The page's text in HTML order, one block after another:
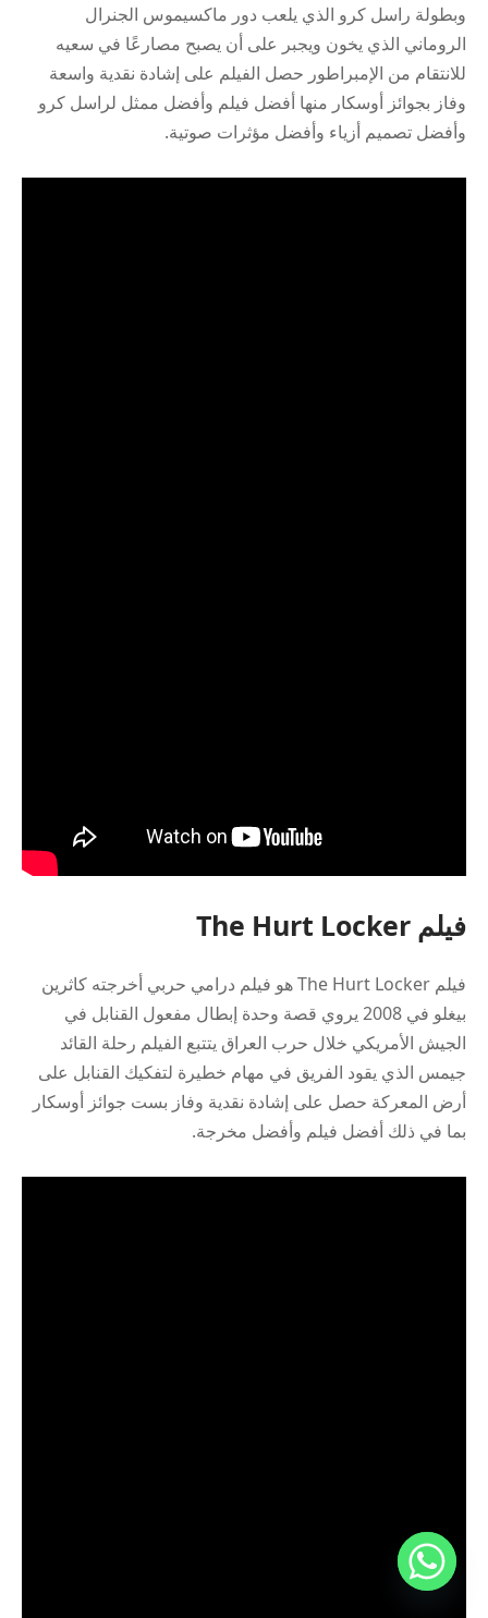
وبطولة راسل كرو الذي يلعب دور ماكسيموس الجنرال
الروماني الذي يخون ويجبر على أن يصبح مصارعًا في سعيه
للانتقام من الإمبراطور حصل الفيلم على إشادة نقدية واسعة
وفاز بجوائز أوسكار منها أفضل فيلم وأفضل ممثل لراسل كرو
وأفضل تصميم أزياء وأفضل مؤثرات صوتية.
فيلم The Hurt Locker
فيلم The Hurt Locker هو فيلم درامي حربي أخرجته كاثرين
بيغلو في 2008 يروي قصة وحدة إبطال مفعول القنابل في
الجيش الأمريكي خلال حرب العراق يتتبع الفيلم رحلة القائد
جيمس الذي يقود الفريق في مهام خطيرة لتفكيك القنابل على
أرض المعركة حصل على إشادة نقدية وفاز بست جوائز أوسكار
بما في ذلك أفضل فيلم وأفضل مخرجة.